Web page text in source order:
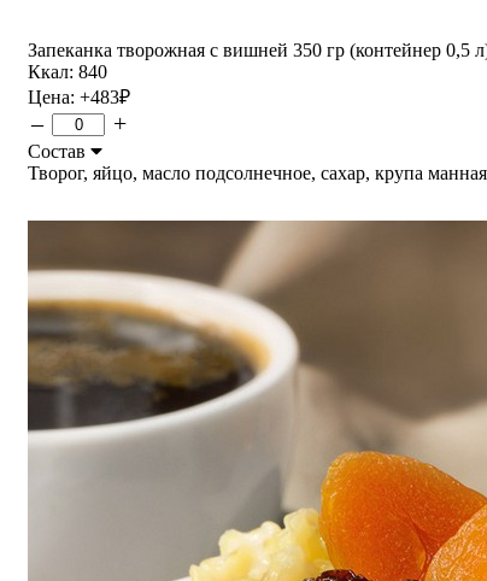
Запеканка творожная с вишней 350 гр (контейнер 0,5
Ккал: 840
Цена: +483₽
– +
Состав
Творог, яйцо, масло подсолнечное, сахар, крупа